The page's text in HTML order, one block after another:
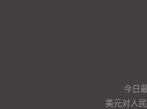
今日
美元对人